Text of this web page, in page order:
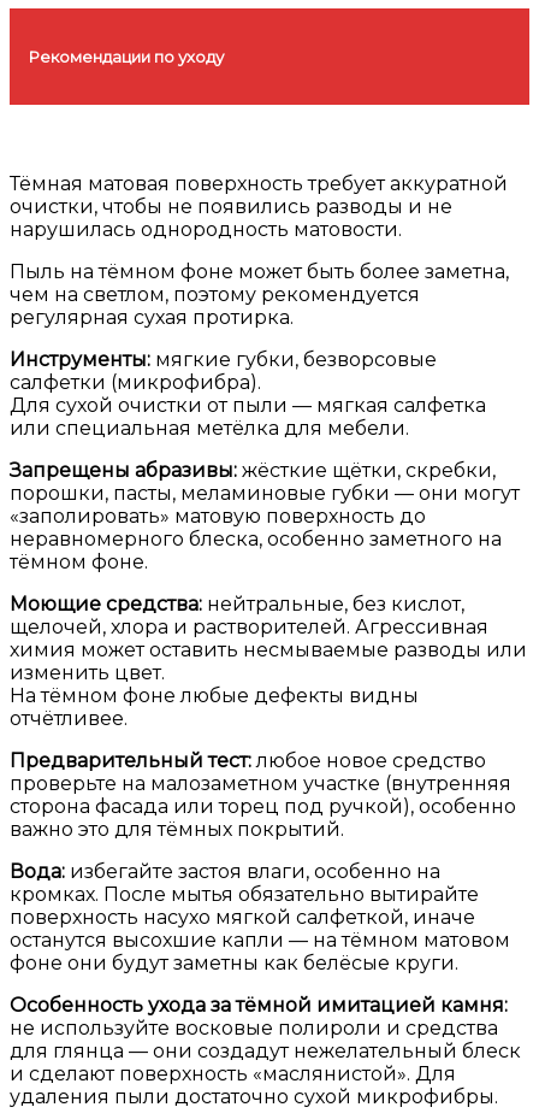
Рекомендации по уходу
Тёмная матовая поверхность требует аккуратной
очистки, чтобы не появились разводы и не
нарушилась однородность матовости.
Пыль на тёмном фоне может быть более заметна,
чем на светлом, поэтому рекомендуется
регулярная сухая протирка.
Инструменты: мягкие губки, безворсовые
салфетки (микрофибра).
Для сухой очистки от пыли — мягкая салфетка
или специальная метёлка для мебели.
Запрещены абразивы: жёсткие щётки, скребки,
порошки, пасты, меламиновые губки — они могут
«заполировать» матовую поверхность до
неравномерного блеска, особенно заметного на
тёмном фоне.
Моющие средства: нейтральные, без кислот,
щелочей, хлора и растворителей. Агрессивная
химия может оставить несмываемые разводы или
изменить цвет.
На тёмном фоне любые дефекты видны
отчётливее.
Предварительный тест:любое новое средство
проверьте на малозаметном участке (внутренняя
сторона фасада или торец под ручкой), особенно
важно это для тёмных покрытий.
Вода: избегайте застоя влаги, особенно на
кромках. После мытья обязательно вытирайте
поверхность насухо мягкой салфеткой, иначе
останутся высохшие капли — на тёмном матовом
фоне они будут заметны как белёсые круги.
Особенность ухода за тёмной имитацией камня:
не используйте восковые полироли и средства
для глянца — они создадут нежелательный блеск
и сделают поверхность «маслянистой». Для
удаления пыли достаточно сухой микрофибры.